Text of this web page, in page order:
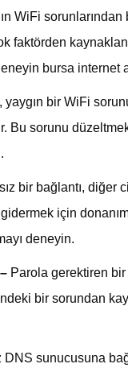
WiFi
faktörden
bursa internet
yaygın bir WiFi
Bu sorunu
bir bağlantı, diğer
için
deneyin.
Parola gerektiren bir
bir sorundan
DNS sunucusuna